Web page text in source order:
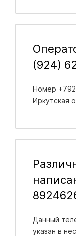
(924)
Номер
Иркутская
Данный
указан в